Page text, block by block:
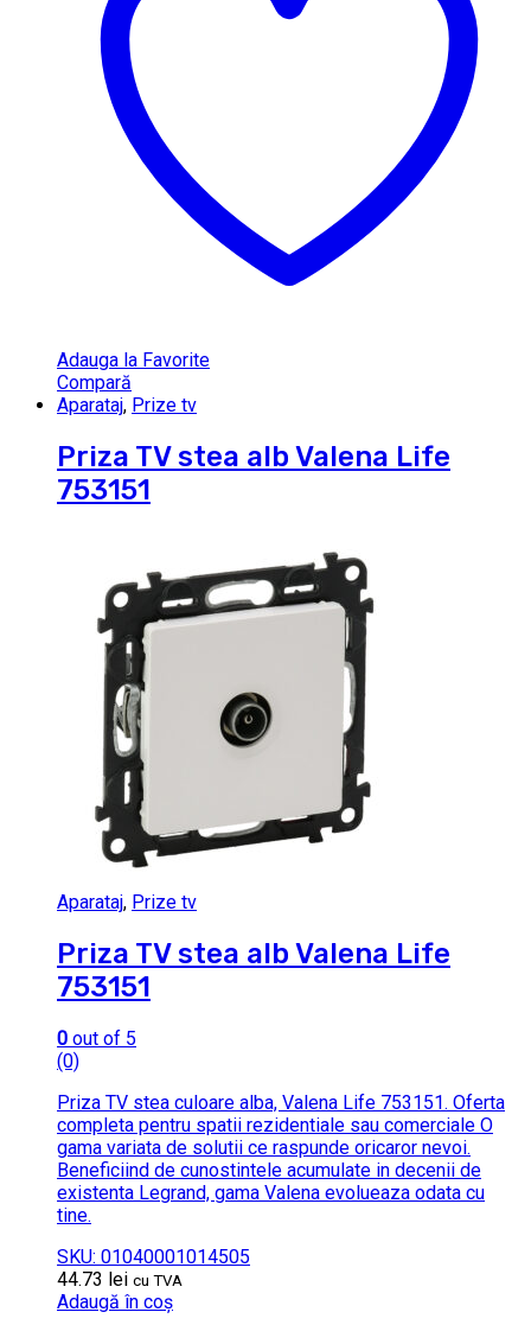
Adauga la Favorite
Compară
Aparataj, Prize tv
Priza TV stea alb Valena Life
753151
Aparataj, Prize tv
Priza TV stea alb Valena Life
753151
0 out of 5
(0)
Priza TV stea culoare alba, Valena Life 753151. Oferta
completa pentru spatii rezidentiale sau comerciale O
gama variata de solutii ce raspunde oricaror nevoi.
Beneficiind de cunostintele acumulate in decenii de
existenta Legrand, gama Valena evolueaza odata cu
tine.
SKU: 01040001014505
44.73 lei cu TVA
Adaugă în coș